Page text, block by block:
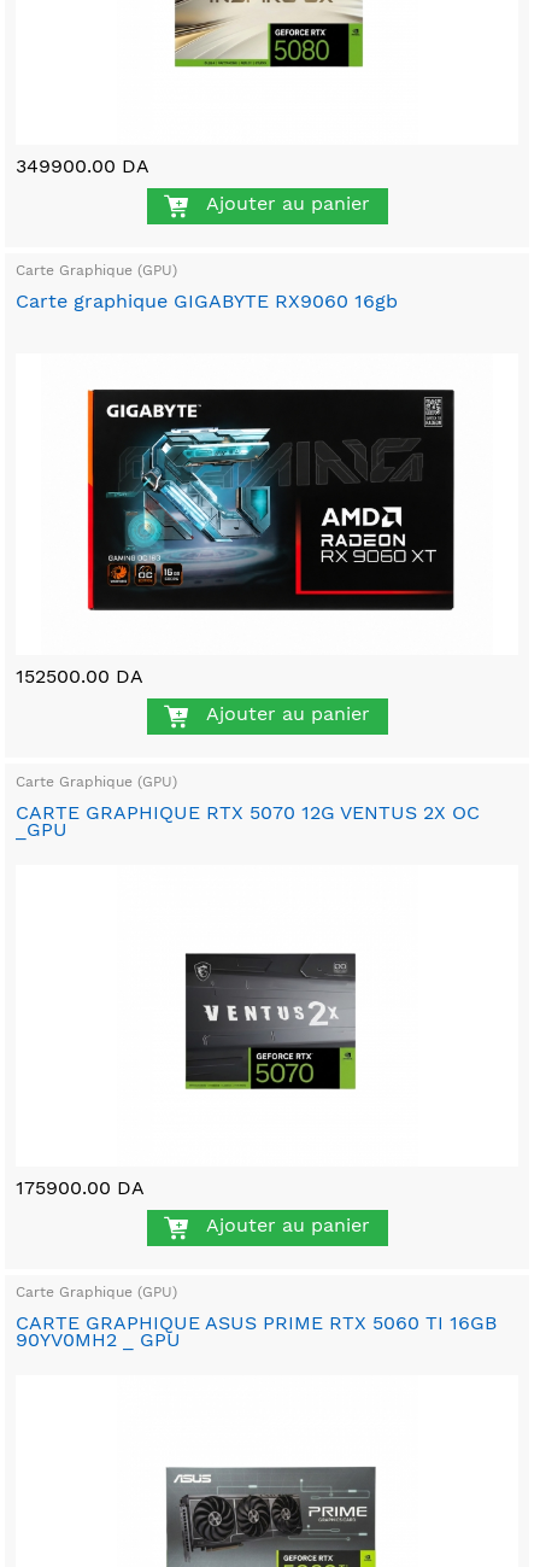
349900.00 DA
Ajouter au panier
Carte Graphique (GPU)
Carte graphique GIGABYTE RX9060 16gb
152500.00 DA
Ajouter au panier
Carte Graphique (GPU)
CARTE GRAPHIQUE RTX 5070 12G VENTUS 2X OC
_GPU
175900.00 DA
Ajouter au panier
Carte Graphique (GPU)
CARTE GRAPHIQUE ASUS PRIME RTX 5060 TI 16GB
90YV0MH2 _ GPU